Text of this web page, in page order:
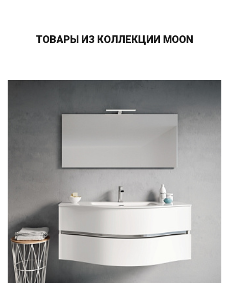
ТОВАРЫ ИЗ КОЛЛЕКЦИИ MOON